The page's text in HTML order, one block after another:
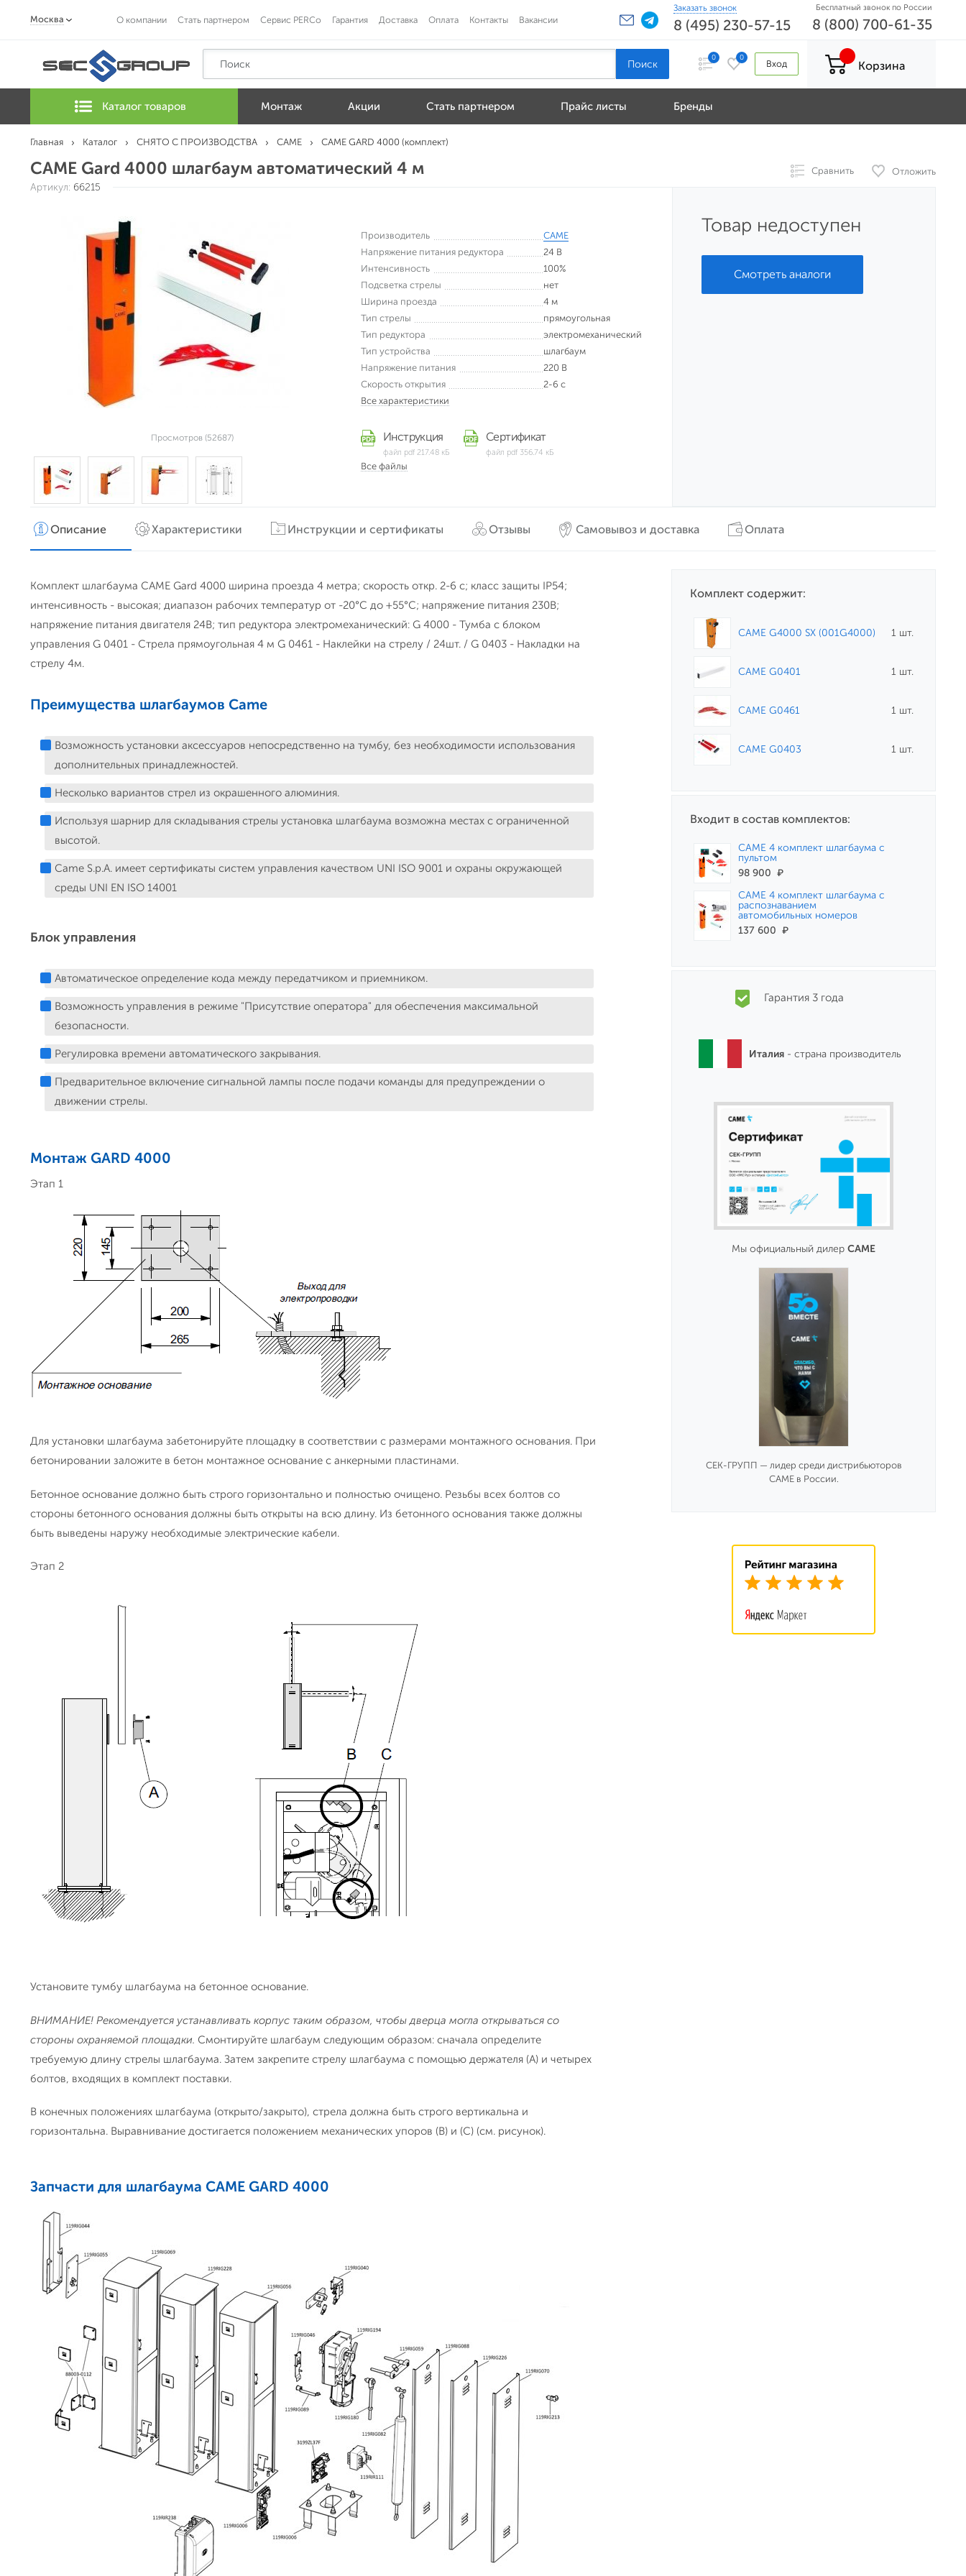
Москва О компании Стать партнером Сервис PERCo Гарантия Доставка Оплата Контакты Вакансии
Заказать звонок
8 (495) 230-57-15
Бесплатный звонок по России
8 (800) 700-61-35
0 0
Вход Корзина
Каталог товаров Монтаж Акции Стать партнером Прайс листы Бренды
Главная Каталог СНЯТО С ПРОИЗВОДСТВА CAME CAME GARD 4000 (комплект)
CAME Gard 4000 шлагбаум автоматический 4 м Сравнить Отложить
Артикул: 66215
Просмотров (52687)
Производитель
CAME
Напряжение питания редуктора
24 В
Интенсивность
100%
Подсветка стрелы
нет
Ширина проезда
4 м
Тип стрелы
прямоугольная
Тип редуктора
электромеханический
Тип устройства
шлагбаум
Напряжение питания
220 В
Скорость открытия
2-6 с
Все характеристики
Инструкция
файл pdf 217.48 кБ
Сертификат
файл pdf 356.74 кБ
Все файлы
Товар недоступен
Смотреть аналоги
Описание Характеристики Инструкции и сертификаты Отзывы Самовывоз и доставка Оплата
Комплект шлагбаума CAME Gard 4000 ширина проезда 4 метра; скорость откр. 2-6 с; класс защиты IP54;
интенсивность - высокая; диапазон рабочих температур от -20°С до +55°С; напряжение питания 230В;
напряжение питания двигателя 24В; тип редуктора электромеханический: G 4000 - Тумба с блоком
управления G 0401 - Стрела прямоугольная 4 м G 0461 - Наклейки на стрелу / 24шт. / G 0403 - Накладки на
стрелу 4м.
Преимущества шлагбаумов Came
Возможность установки аксессуаров непосредственно на тумбу, без необходимости использования
дополнительных принадлежностей.
Несколько вариантов стрел из окрашенного алюминия.
Используя шарнир для складывания стрелы установка шлагбаума возможна местах с ограниченной
высотой.
Came S.p.A. имеет сертификаты систем управления качеством UNI ISO 9001 и охраны окружающей
среды UNI EN ISO 14001
Блок управления
Автоматическое определение кода между передатчиком и приемником.
Возможность управления в режиме "Присутствие оператора" для обеспечения максимальной
безопасности.
Регулировка времени автоматического закрывания.
Предварительное включение сигнальной лампы после подачи команды для предупреждении о
движении стрелы.
Монтаж GARD 4000
Этап 1
Для установки шлагбаума забетонируйте площадку в соответствии с размерами монтажного основания. При
бетонировании заложите в бетон монтажное основание с анкерными пластинами.
Бетонное основание должно быть строго горизонтально и полностью очищено. Резьбы всех болтов со
стороны бетонного основания должны быть открыты на всю длину. Из бетонного основания также должны
быть выведены наружу необходимые электрические кабели.
Этап 2
Установите тумбу шлагбаума на бетонное основание.
ВНИМАНИЕ! Рекомендуется устанавливать корпус таким образом, чтобы дверца могла открываться со
стороны охраняемой площадки. Смонтируйте шлагбаум следующим образом: сначала определите
требуемую длину стрелы шлагбаума. Затем закрепите стрелу шлагбаума с помощью держателя (А) и четырех
болтов, входящих в комплект поставки.
В конечных положениях шлагбаума (открыто/закрыто), стрела должна быть строго вертикальна и
горизонтальна. Выравнивание достигается положением механических упоров (B) и (С) (см. рисунок).
Запчасти для шлагбаума CAME GARD 4000
Комплект содержит:
CAME G4000 SX (001G4000) 1 шт.
CAME G0401 1 шт.
CAME G0461 1 шт.
CAME G0403 1 шт.
Входит в состав комплектов:
CAME 4 комплект шлагбаума с
пультом
98 900 ₽
CAME 4 комплект шлагбаума с
распознаванием
автомобильных номеров
137 600 ₽
Гарантия 3 года
Италия - страна производитель
Мы официальный дилер CAME
СЕК-ГРУПП — лидер среди дистрибьюторов
CAME в России.